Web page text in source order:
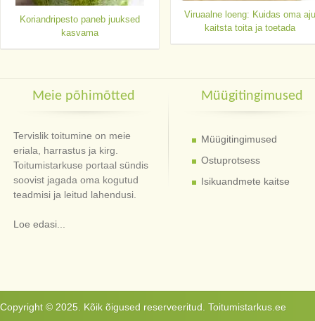
Koriandripesto paneb juuksed
kasvama
Viruaalne loeng: Kuidas oma aju
kaitsta toita ja toetada
Meie põhimõtted
Tervislik toitumine on meie
eriala, harrastus ja kirg.
Toitumistarkuse portaal sündis
soovist jagada oma kogutud
teadmisi ja leitud lahendusi.
Loe edasi...
Müügitingimused
Müügitingimused
Ostuprotsess
Isikuandmete kaitse
Copyright © 2025. Kõik õigused reserveeritud. Toitumistarkus.ee